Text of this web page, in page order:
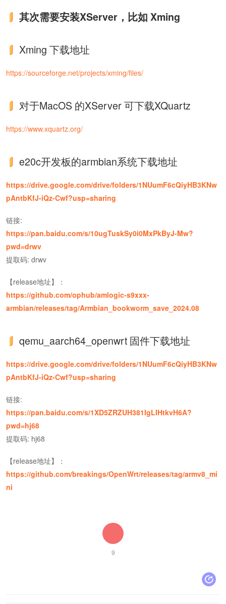
其次需要安装XServer，比如 Xming
Xming 下载地址
https://sourceforge.net/projects/xming/files/
对于MacOS 的XServer 可下载XQuartz
https://www.xquartz.org/
e20c开发板的armbian系统下载地址
https://drive.google.com/drive/folders/1NUumF6cQiyHB3KNw
pAntbKfJ-iQz-Cwf?usp=sharing
链接:
https://pan.baidu.com/s/10ugTuskSy0i0MxPkByJ-Mw?
pwd=drwv
提取码: drwv
【release地址】：
https://github.com/ophub/amlogic-s9xxx-
armbian/releases/tag/Armbian_bookworm_save_2024.08
qemu_aarch64_openwrt 固件下载地址
https://drive.google.com/drive/folders/1NUumF6cQiyHB3KNw
pAntbKfJ-iQz-Cwf?usp=sharing
链接:
https://pan.baidu.com/s/1XD5ZRZUH381IgLIHtkvH6A?
pwd=hj68
提取码: hj68
【release地址】：
https://github.com/breakings/OpenWrt/releases/tag/armv8_mi
ni
9